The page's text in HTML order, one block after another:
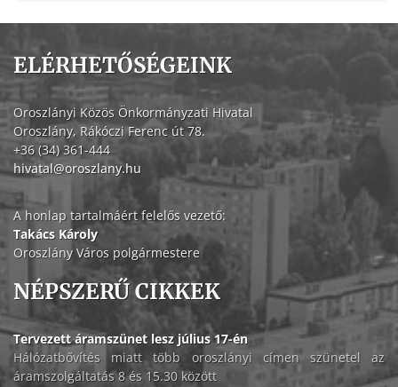
ELÉRHETŐSÉGEINK
Oroszlányi Közös Önkormányzati Hivatal
Oroszlány, Rákóczi Ferenc út 78.
+36 (34) 361-444
hivatal@oroszlany.hu
A honlap tartalmáért felelős vezető:
Takács Károly
Oroszlány Város polgármestere
NÉPSZERŰ CIKKEK
Tervezett áramszünet lesz július 17-én
Hálózatbővítés miatt több oroszlányi címen szünetel az
áramszolgáltatás 8 és 15.30 között